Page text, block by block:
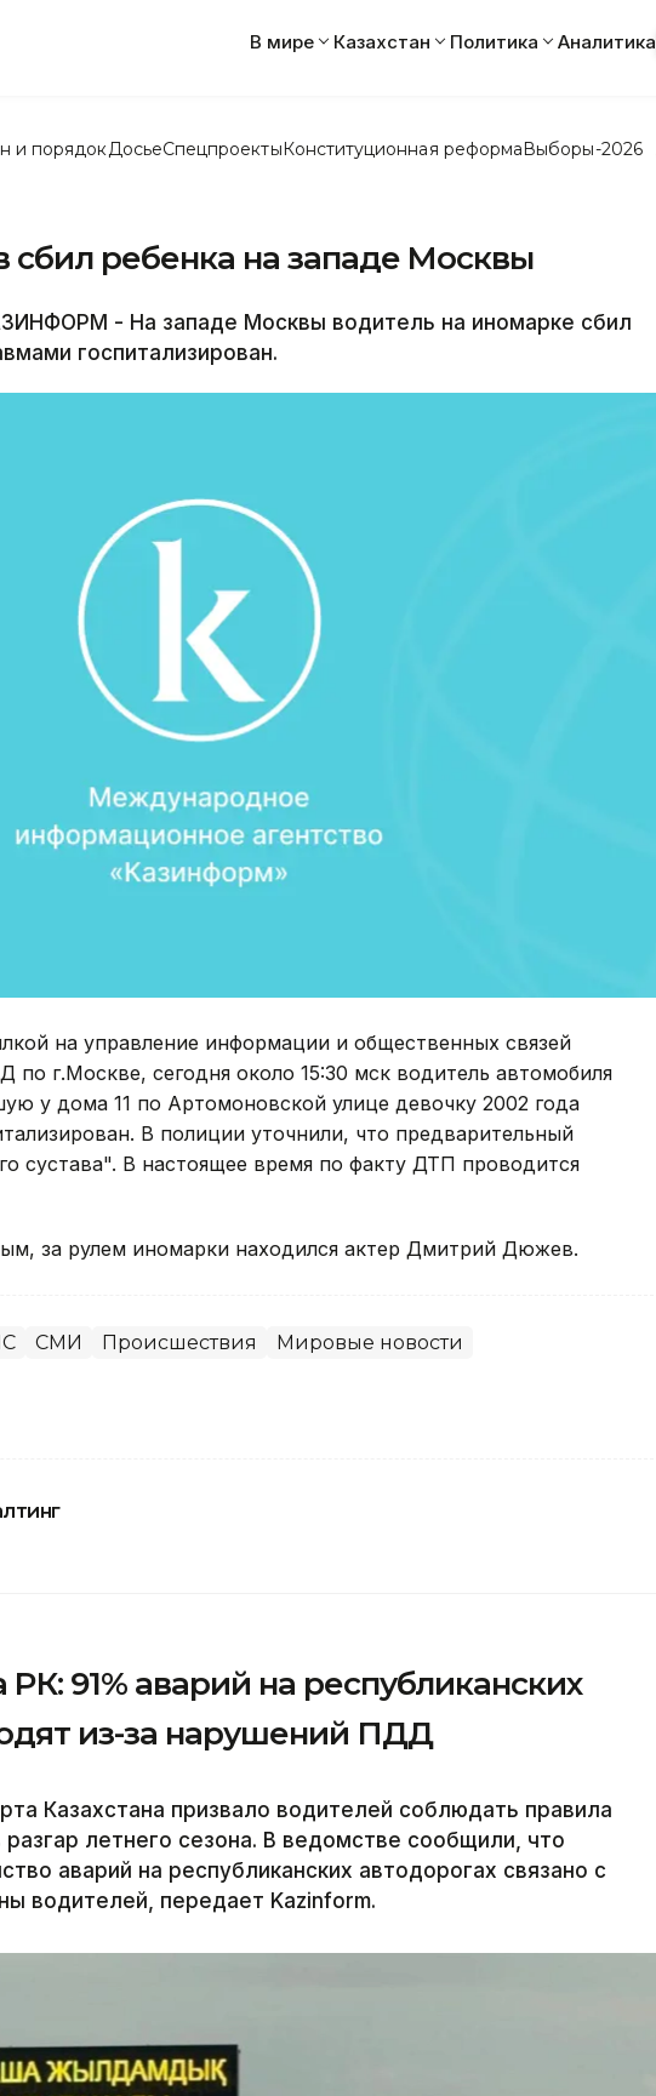
В мире Казахстан Политика Аналитика
и порядок ДосьеСпецпроектыКонституционная реформаВыборы-2026
ребенка на западе Москвы
- На западе Москвы водитель на иномарке сбил
госпитализирован.
на управление информации и общественных связей
по г.Москве, сегодня около 15:30 мск водитель автомобиля
у дома 11 по Артомоновской улице девочку 2002 года
В полиции уточнили, что предварительный
сустава". В настоящее время по факту ДТП проводится
за рулем иномарки находился актер Дмитрий Дюжев.
СМИ Происшествия Мировые новости
91% аварий на республиканских
из-за нарушений ПДД
Казахстана призвало водителей соблюдать правила
летнего сезона. В ведомстве сообщили, что
аварий на республиканских автодорогах связано с
водителей, передает Kazinform.